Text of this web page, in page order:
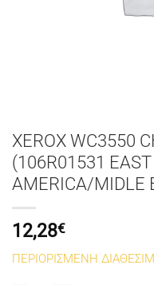
XEROX WC3550
(106R01531
AMERICA/MIDLE
12,28€
ΠΕΡΙΟΡΙΣΜΕΝΗ